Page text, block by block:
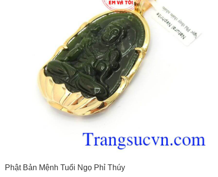
Phật Bản Mệnh Tuổi Ngọ Phỉ Thúy